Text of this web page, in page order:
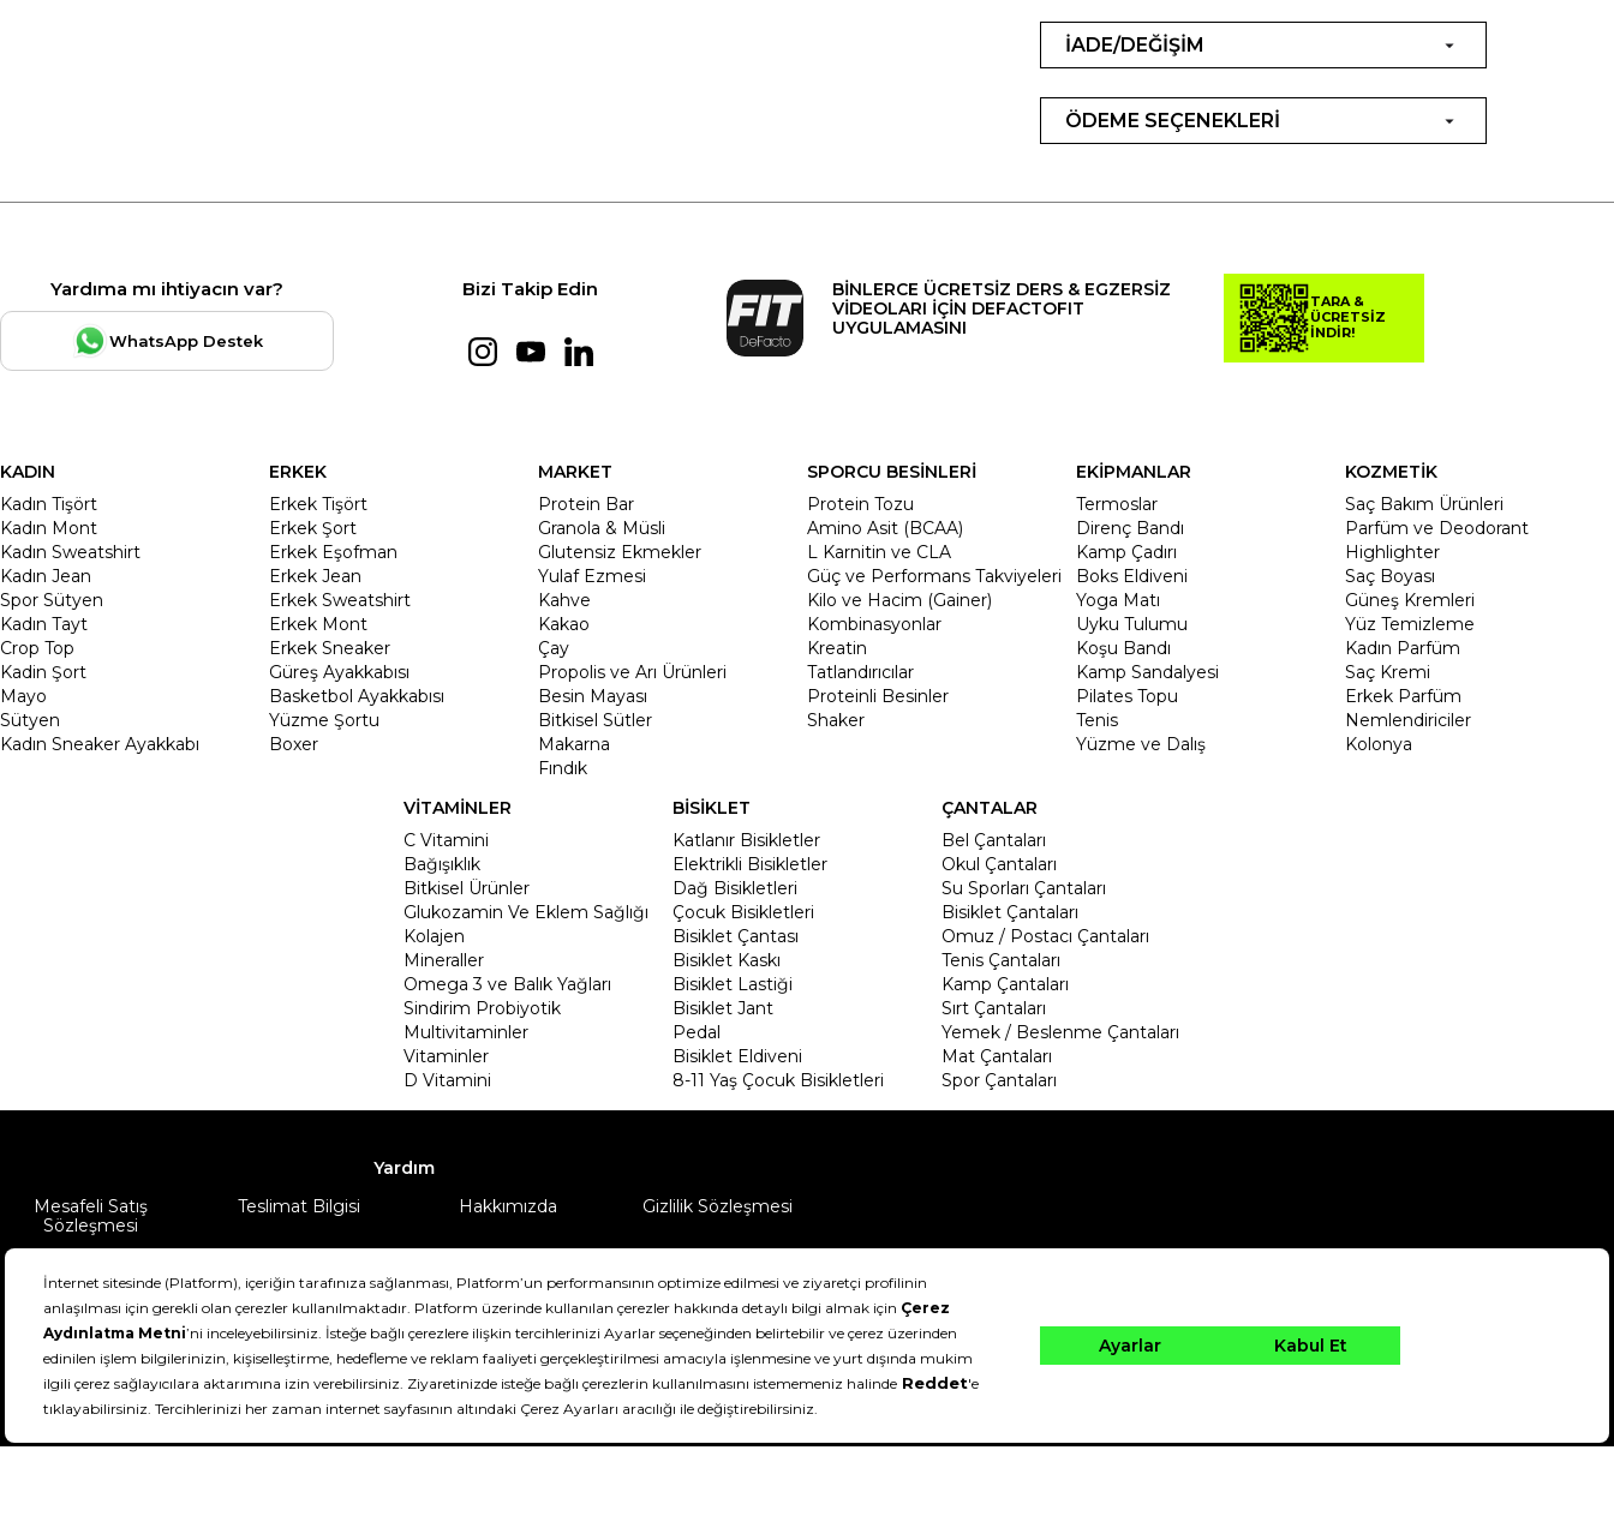
İADE/DEĞİŞİM
ÖDEME SEÇENEKLERİ
Yardıma mı ihtiyacın var?
WhatsApp Destek
Bizi Takip Edin
BİNLERCE ÜCRETSİZ DERS & EGZERSİZ
VİDEOLARI İÇİN DEFACTOFIT
UYGULAMASINI
TARA &
ÜCRETSİZ
İNDİR!
KADIN
Kadın Tişört
Kadın Mont
Kadın Sweatshirt
Kadın Jean
Spor Sütyen
Kadın Tayt
Crop Top
Kadin Şort
Mayo
Sütyen
Kadın Sneaker Ayakkabı
ERKEK
Erkek Tişört
Erkek Şort
Erkek Eşofman
Erkek Jean
Erkek Sweatshirt
Erkek Mont
Erkek Sneaker
Güreş Ayakkabısı
Basketbol Ayakkabısı
Yüzme Şortu
Boxer
MARKET
Protein Bar
Granola & Müsli
Glutensiz Ekmekler
Yulaf Ezmesi
Kahve
Kakao
Çay
Propolis ve Arı Ürünleri
Besin Mayası
Bitkisel Sütler
Makarna
Fındık
SPORCU BESİNLERİ
Protein Tozu
Amino Asit (BCAA)
L Karnitin ve CLA
Güç ve Performans Takviyeleri
Kilo ve Hacim (Gainer)
Kombinasyonlar
Kreatin
Tatlandırıcılar
Proteinli Besinler
Shaker
EKİPMANLAR
Termoslar
Direnç Bandı
Kamp Çadırı
Boks Eldiveni
Yoga Matı
Uyku Tulumu
Koşu Bandı
Kamp Sandalyesi
Pilates Topu
Tenis
Yüzme ve Dalış
KOZMETİK
Saç Bakım Ürünleri
Parfüm ve Deodorant
Highlighter
Saç Boyası
Güneş Kremleri
Yüz Temizleme
Kadın Parfüm
Saç Kremi
Erkek Parfüm
Nemlendiriciler
Kolonya
VİTAMİNLER
C Vitamini
Bağışıklık
Bitkisel Ürünler
Glukozamin Ve Eklem Sağlığı
Kolajen
Mineraller
Omega 3 ve Balık Yağları
Sindirim Probiyotik
Multivitaminler
Vitaminler
D Vitamini
BİSİKLET
Katlanır Bisikletler
Elektrikli Bisikletler
Dağ Bisikletleri
Çocuk Bisikletleri
Bisiklet Çantası
Bisiklet Kaskı
Bisiklet Lastiği
Bisiklet Jant
Pedal
Bisiklet Eldiveni
8-11 Yaş Çocuk Bisikletleri
ÇANTALAR
Bel Çantaları
Okul Çantaları
Su Sporları Çantaları
Bisiklet Çantaları
Omuz / Postacı Çantaları
Tenis Çantaları
Kamp Çantaları
Sırt Çantaları
Yemek / Beslenme Çantaları
Mat Çantaları
Spor Çantaları
Yardım
Mesafeli Satış
Sözleşmesi
Teslimat Bilgisi Hakkımızda Gizlilik Sözleşmesi
DeFactoFIT ©️ 2022-2026. Tüm hakları saklıdır.